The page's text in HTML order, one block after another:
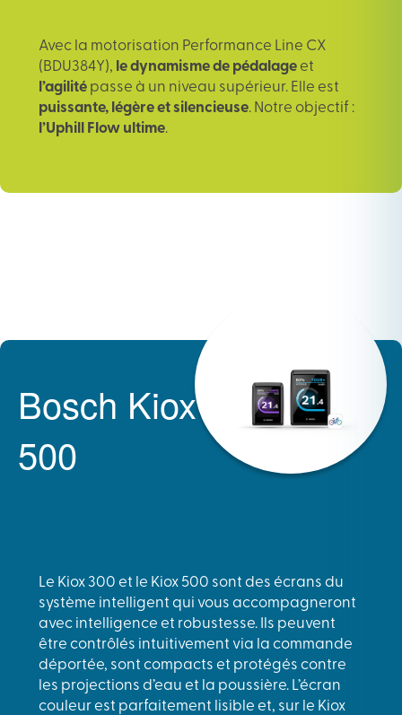
Avec la motorisation Performance Line CX
(BDU384Y), le dynamisme de pédalage et
l’agilité passe à un niveau supérieur. Elle est
puissante, légère et silencieuse. Notre objectif :
l’Uphill Flow ultime.
Bosch Kiox
500
Le Kiox 300 et le Kiox 500 sont des écrans du
système intelligent qui vous accompagneront
avec intelligence et robustesse. Ils peuvent
être contrôlés intuitivement via la commande
déportée, sont compacts et protégés contre
les projections d’eau et la poussière. L’écran
couleur est parfaitement lisible et, sur le Kiox